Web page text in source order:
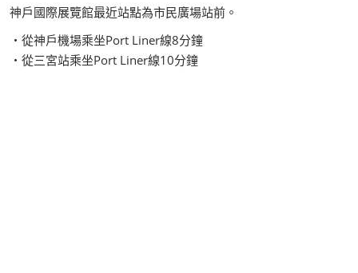
神戶國際展覽館最近站點為市民廣場站前。
・從神戶機場乘坐Port Liner線8分鐘
・從三宮站乘坐Port Liner線10分鐘